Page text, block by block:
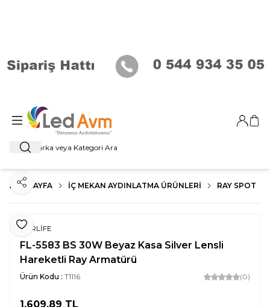
Ara
Giriş
ANA SAYFA İÇ MEKAN AYDINLATMA ÜRÜNLERI RAY SPOT
Favoriye Ekle
Paylaş
FORLİFE
FL-5583 BS 30W Beyaz Kasa Silver Lensli
Hareketli Ray Armatürü
Ürün Kodu : T1116 (0)
1.609,89 TL